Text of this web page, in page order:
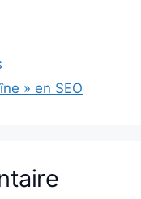
» en SEO